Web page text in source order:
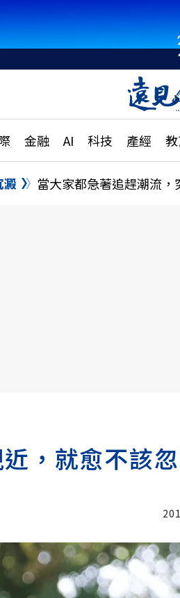
金融 AI 科技 產經
國際
特輯
大學
縣
民調
澱 當大家都急著追趕潮流
，就愈不該